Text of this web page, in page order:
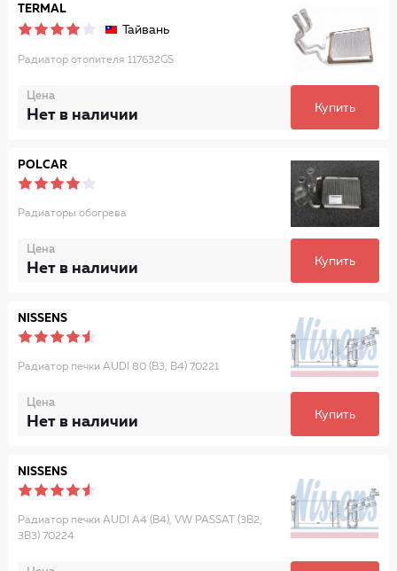
TERMAL
Тайвань
Радиатор отопителя 117632GS
Цена
Нет в наличии Купить
POLCAR
Радиаторы обогрева
Цена
Нет в наличии Купить
NISSENS
Радиатор печки AUDI 80 (B3, B4) 70221
Цена
Нет в наличии Купить
NISSENS
Радиатор печки AUDI A4 (B4), VW PASSAT (3B2,
3B3) 70224